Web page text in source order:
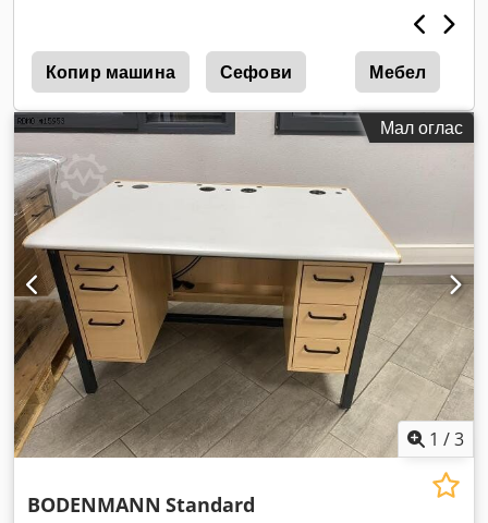
Копир машина Сефови Мебел
Мал оглас
1 /3
BODENMANN Standard